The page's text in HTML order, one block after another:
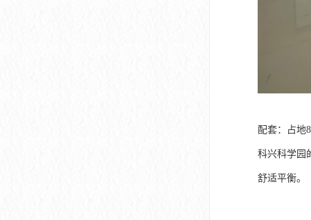
配套：占地
科兴科学园
舒适平衡。